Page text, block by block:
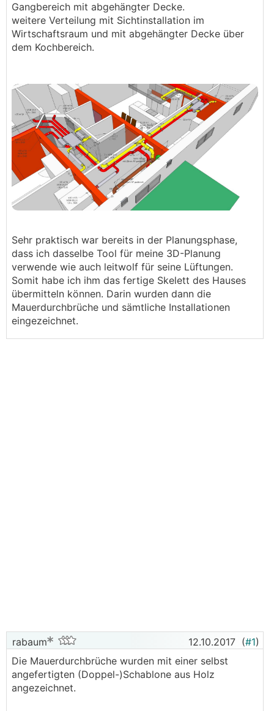
Gangbereich mit abgehängter Decke.
weitere Verteilung mit Sichtinstallation im
Wirtschaftsraum und mit abgehängter Decke über
dem Kochbereich.
Sehr praktisch war bereits in der Planungsphase,
dass ich dasselbe Tool für meine 3D-Planung
verwende wie auch leitwolf für seine Lüftungen.
Somit habe ich ihm das fertige Skelett des Hauses
übermitteln können. Darin wurden dann die
Mauerdurchbrüche und sämtliche Installationen
eingezeichnet.
rabaum 12.10.2017 (#1)
Die Mauerdurchbrüche wurden mit einer selbst
angefertigten (Doppel-)Schablone aus Holz
angezeichnet.